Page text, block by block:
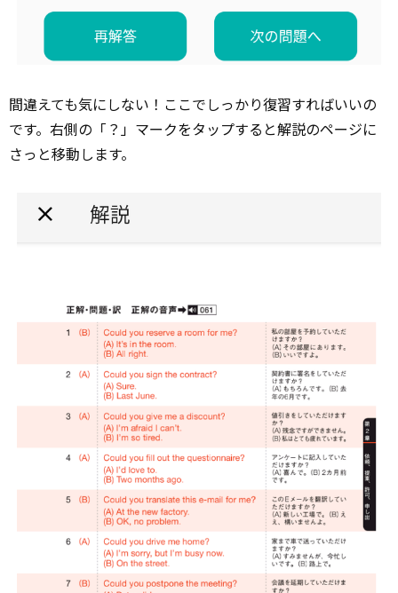
間違えても気にしない！ここでしっかり復習すればいいの
です。右側の「？」マークをタップすると解説のページに
さっと移動します。